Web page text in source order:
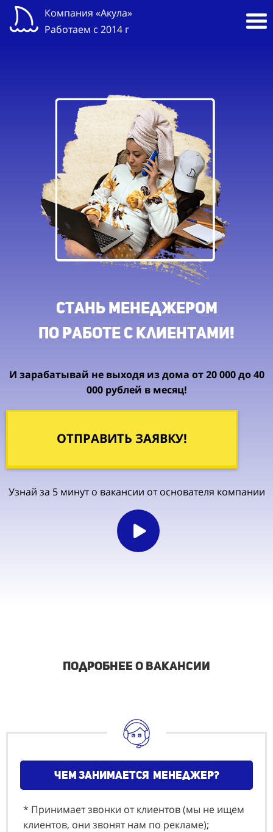
Компания «Акула»
Работаем с 2014 г
Стань менеджером
по работе с клиентами!
И зарабатывай не выходя из дома от 20 000 до 40
000 рублей в месяц!
ОТПРАВИТЬ ЗАЯВКУ!
Узнай за 5 минут о вакансии от основателя компании
подробнее о вакансии
чем занимается менеджер?
* Принимает звонки от клиентов (мы не ищем
клиентов, они звонят нам по рекламе);